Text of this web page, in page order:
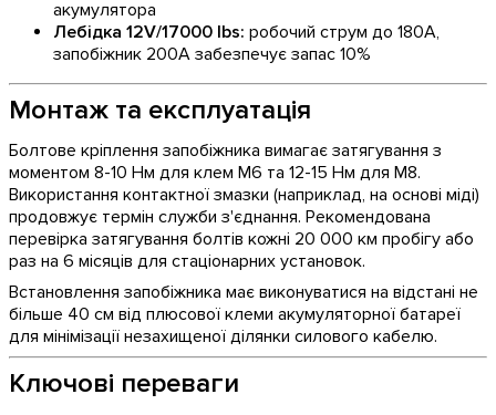
акумулятора
Лебідка 12V/17000 lbs: робочий струм до 180А,
запобіжник 200А забезпечує запас 10%
Монтаж та експлуатація
Болтове кріплення запобіжника вимагає затягування з
моментом 8-10 Нм для клем М6 та 12-15 Нм для М8.
Використання контактної змазки (наприклад, на основі міді)
продовжує термін служби з'єднання. Рекомендована
перевірка затягування болтів кожні 20 000 км пробігу або
раз на 6 місяців для стаціонарних установок.
Встановлення запобіжника має виконуватися на відстані не
більше 40 см від плюсової клеми акумуляторної батареї
для мінімізації незахищеної ділянки силового кабелю.
Ключові переваги